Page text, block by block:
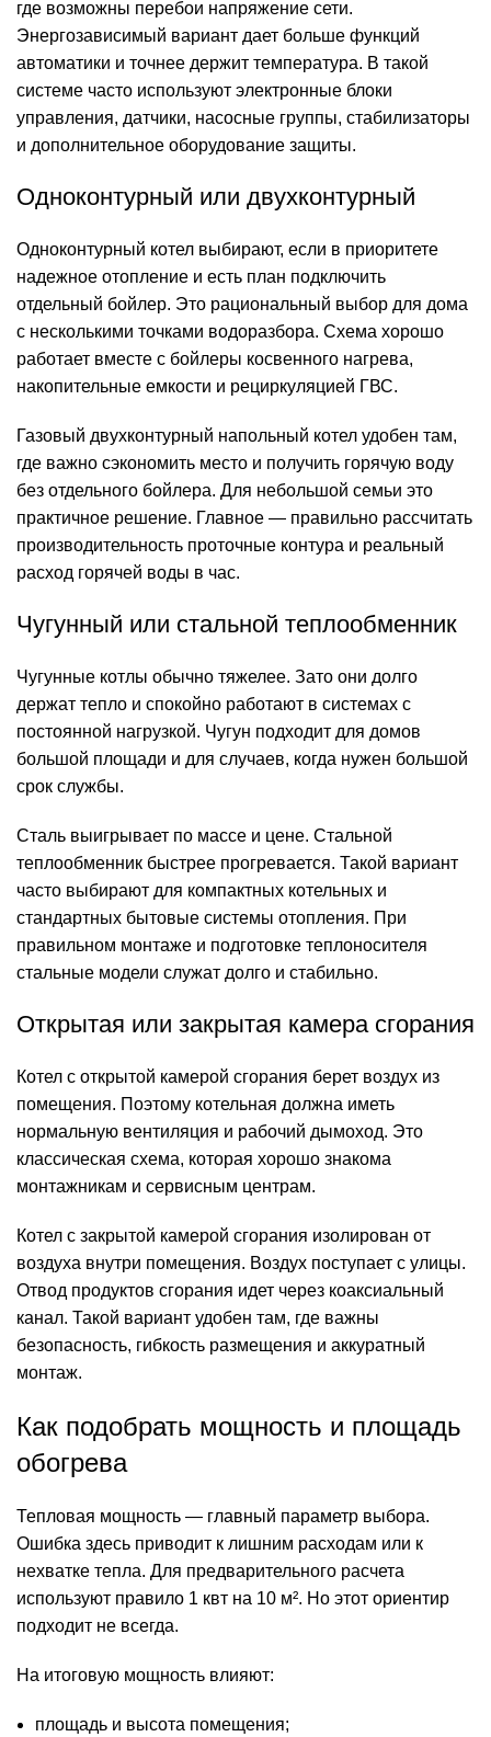
где возможны перебои напряжение сети.
Энергозависимый вариант дает больше функций
автоматики и точнее держит температура. В такой
системе часто используют электронные блоки
управления, датчики, насосные группы, стабилизаторы
и дополнительное оборудование защиты.
Одноконтурный или двухконтурный
Одноконтурный котел выбирают, если в приоритете
надежное отопление и есть план подключить
отдельный бойлер. Это рациональный выбор для дома
с несколькими точками водоразбора. Схема хорошо
работает вместе с бойлеры косвенного нагрева,
накопительные емкости и рециркуляцией ГВС.
Газовый двухконтурный напольный котел удобен там,
где важно сэкономить место и получить горячую воду
без отдельного бойлера. Для небольшой семьи это
практичное решение. Главное — правильно рассчитать
производительность проточные контура и реальный
расход горячей воды в час.
Чугунный или стальной теплообменник
Чугунные котлы обычно тяжелее. Зато они долго
держат тепло и спокойно работают в системах с
постоянной нагрузкой. Чугун подходит для домов
большой площади и для случаев, когда нужен большой
срок службы.
Сталь выигрывает по массе и цене. Стальной
теплообменник быстрее прогревается. Такой вариант
часто выбирают для компактных котельных и
стандартных бытовые системы отопления. При
правильном монтаже и подготовке теплоносителя
стальные модели служат долго и стабильно.
Открытая или закрытая камера сгорания
Котел с открытой камерой сгорания берет воздух из
помещения. Поэтому котельная должна иметь
нормальную вентиляция и рабочий дымоход. Это
классическая схема, которая хорошо знакома
монтажникам и сервисным центрам.
Котел с закрытой камерой сгорания изолирован от
воздуха внутри помещения. Воздух поступает с улицы.
Отвод продуктов сгорания идет через коаксиальный
канал. Такой вариант удобен там, где важны
безопасность, гибкость размещения и аккуратный
монтаж.
Как подобрать мощность и площадь
обогрева
Тепловая мощность — главный параметр выбора.
Ошибка здесь приводит к лишним расходам или к
нехватке тепла. Для предварительного расчета
используют правило 1 квт на 10 м². Но этот ориентир
подходит не всегда.
На итоговую мощность влияют:
площадь и высота помещения;